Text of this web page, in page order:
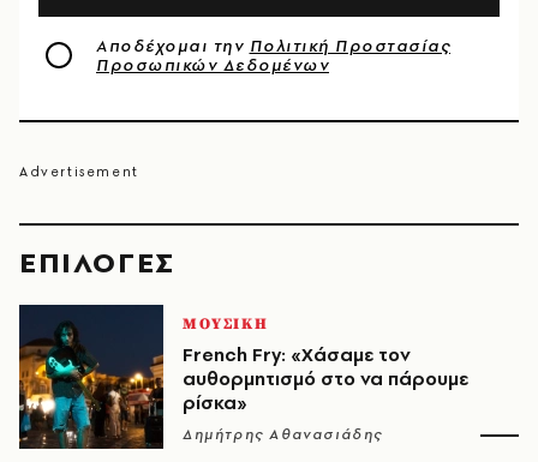
EΠΙΛΟΓΈΣ
ΜΟΥΣΙΚΗ
French Fry: «Χάσαμε τον
αυθορμητισμό στο να πάρουμε
ρίσκα»
Δημήτρης Αθανασιάδης
Αποδέχομαι την Πολιτική Προστασίας
Προσωπικών Δεδομένων